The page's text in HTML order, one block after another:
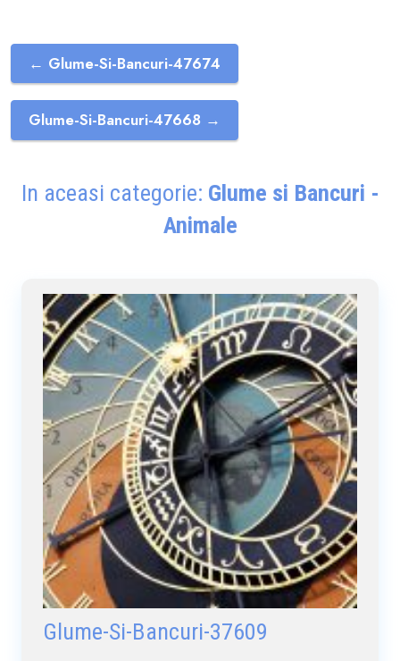
← Glume-Si-Bancuri-47674
Glume-Si-Bancuri-47668 →
In aceasi categorie: Glume si Bancuri -
Animale
Glume-Si-Bancuri-37609